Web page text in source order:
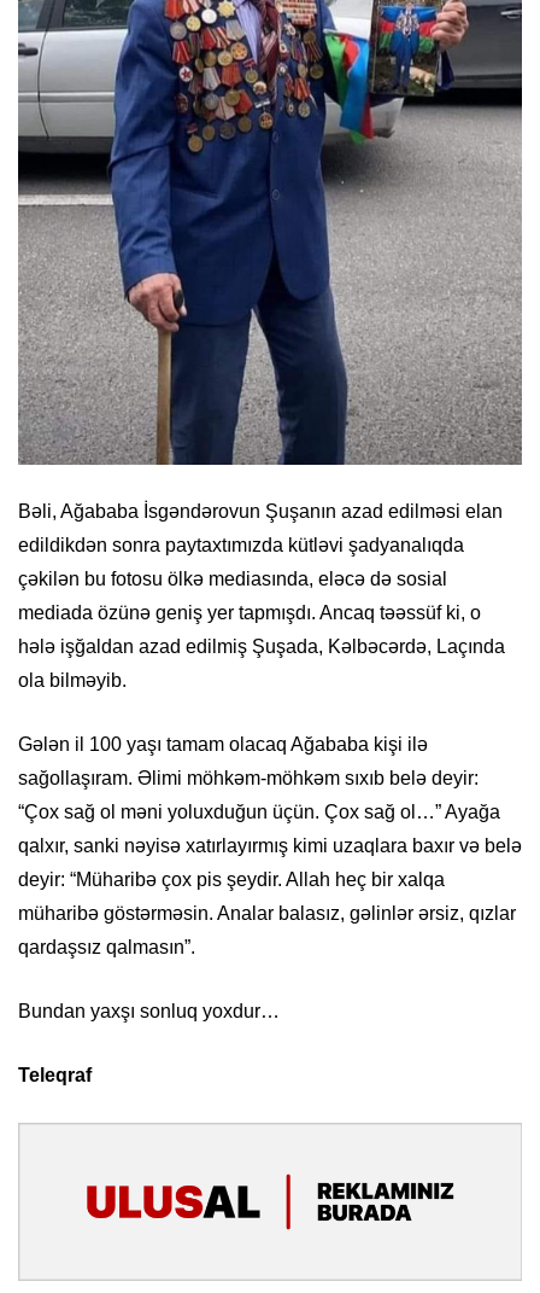
Bəli, Ağababa İsgəndərovun Şuşanın azad edilməsi elan
edildikdən sonra paytaxtımızda kütləvi şadyanalıqda
çəkilən bu fotosu ölkə mediasında, eləcə də sosial
mediada özünə geniş yer tapmışdı. Ancaq təəssüf ki, o
hələ işğaldan azad edilmiş Şuşada, Kəlbəcərdə, Laçında
ola bilməyib.
Gələn il 100 yaşı tamam olacaq Ağababa kişi ilə
sağollaşıram. Əlimi möhkəm-möhkəm sıxıb belə deyir:
“Çox sağ ol məni yoluxduğun üçün. Çox sağ ol…” Ayağa
qalxır, sanki nəyisə xatırlayırmış kimi uzaqlara baxır və belə
deyir: “Müharibə çox pis şeydir. Allah heç bir xalqa
müharibə göstərməsin. Analar balasız, gəlinlər ərsiz, qızlar
qardaşsız qalmasın”.
Bundan yaxşı sonluq yoxdur…
Teleqraf